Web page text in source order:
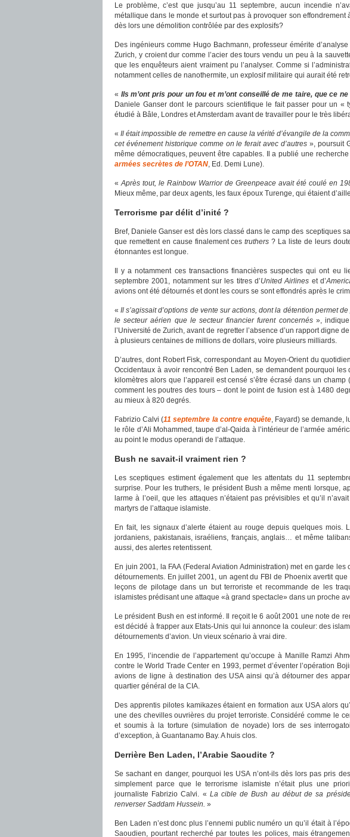
Le problème, c’est que jusqu’au 11 septembre, aucun incendie
métallique dans le monde et surtout pas à provoquer son
dès lors une démolition contrôlée par des explosifs?
Des ingénieurs comme Hugo Bachmann, professeur émérite
Zurich, y croient dur comme l’acier des tours vendu un peu à la
que les enquêteurs aient vraiment pu l’analyser. Comme si
notamment celles de nanothermite, un explosif militaire qui aurait été
« Ils m’ont pris pour un fou et m’ont conseillé de me taire, que ce
Daniele Ganser dont le parcours scientifique le fait passer pour un
étudié à Bâle, Londres et Amsterdam avant de travailler pour le très
« Il était impossible de remettre en cause la vérité d’évangile de la
cet événement historique comme on le ferait avec d’autres », poursuit
même démocratiques, peuvent être capables. Il a publié une
armées secrètes de l’OTAN, Ed. Demi Lune).
«Après tout, le Rainbow Warrior de Greenpeace avait été coulé en
Mieux même, par deux agents, les faux époux Turenge, qui étaient
Terrorisme par délit d’inité ?
Bref, Daniele Ganser est dès lors classé dans le camp des sceptiques
que remettent en cause finalement cestruthers ? La liste de leurs
étonnantes est longue.
Il y a notamment ces transactions financières suspectes qui ont eu
septembre 2001, notamment sur les titres d’United Airlines et d’
avions ont été détournés et dont les cours se sont effondrés après le
«Il s’agissait d’options de vente sur actions, dont la détention permet
le secteur aérien que le secteur financier furent concernés», indique
l’Université de Zurich, avant de regretter l’absence d’un rapport digne
à plusieurs centaines de millions de dollars, voire plusieurs milliards.
D’autres, dont Robert Fisk, correspondant au Moyen-Orient du
Occidentaux à avoir rencontré Ben Laden, se demandent pourquoi
kilomètres alors que l’appareil est censé s’être écrasé dans un
comment les poutres des tours – dont le point de fusion est à 1480
au mieux à 820 degrés.
Fabrizio Calvi (11 septembre la contre enquête, Fayard) se demande,
le rôle d’Ali Mohammed, taupe d’al-Qaida à l’intérieur de l’armée
au point le modus operandi de l’attaque.
Bush ne savait-il vraiment rien ?
Les sceptiques estiment également que les attentats du 11
surprise. Pour les truthers, le président Bush a même menti lorsque,
larme à l’oeil, que les attaques n’étaient pas prévisibles et qu’il
martyrs de l’attaque islamiste.
En fait, les signaux d’alerte étaient au rouge depuis quelques mois.
jordaniens, pakistanais, israéliens, français, anglais… et même
aussi, des alertes retentissent.
En juin 2001, la FAA (Federal Aviation Administration) met en garde
détournements. En juillet 2001, un agent du FBI de Phoenix avertit
leçons de pilotage dans un but terroriste et recommande de les
islamistes prédisant une attaque «à grand spectacle» dans un proche
Le président Bush en est informé. Il reçoit le 6 août 2001 une note de
est décidé à frapper aux Etats-Unis qui lui annonce la couleur: des
détournements d’avion. Un vieux scénario à vrai dire.
En 1995, l’incendie de l’appartement qu’occupe à Manille Ramzi
contre le World Trade Center en 1993, permet d’éventer l’opération
avions de ligne à destination des USA ainsi qu’à détourner des
quartier général de la CIA.
Des apprentis pilotes kamikazes étaient en formation aux USA alors
une des chevilles ouvrières du projet terroriste. Considéré comme le
et soumis à la torture (simulation de noyade) lors de ses
d’exception, à Guantanamo Bay. A huis clos.
Derrière Ben Laden, l’Arabie Saoudite ?
Se sachant en danger, pourquoi les USA n’ont-ils dès lors pas pris
simplement parce que le terrorisme islamiste n’était plus une
journaliste Fabrizio Calvi. « La cible de Bush au début de sa
renverser Saddam Hussein. »
Ben Laden n’est donc plus l’ennemi public numéro un qu’il était à
Saoudien, pourtant recherché par toutes les polices, mais